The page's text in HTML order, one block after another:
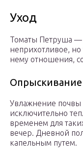
Уход
Томаты Петруша —
неприхотливое,
нему отношения,
Увлажнение почвы
исключительно
временем для
вечер. Дневной
капельным путем.